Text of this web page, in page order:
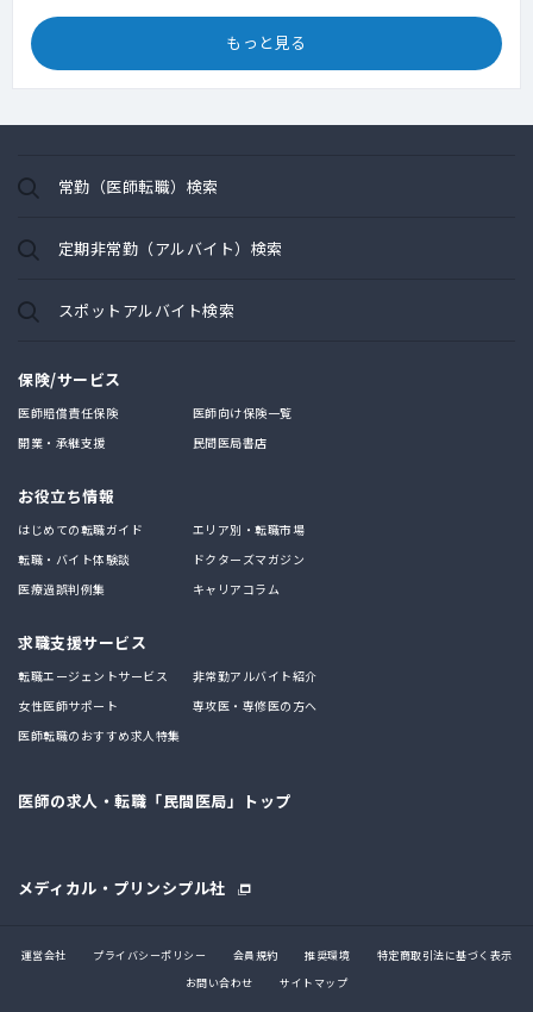
もっと見る
常勤（医師転職）検索
定期非常勤（アルバイト）検索
スポットアルバイト検索
保険/サービス
医師賠償責任保険
医師向け保険一覧
開業・承継支援
民間医局書店
お役立ち情報
はじめての転職ガイド
エリア別・転職市場
転職・バイト体験談
ドクターズマガジン
医療過誤判例集
キャリアコラム
求職支援サービス
転職エージェントサービス
非常勤アルバイト紹介
女性医師サポート
専攻医・専修医の方へ
医師転職のおすすめ求人特集
医師の求人・転職「民間医局」トップ
メディカル・プリンシプル社
運営会社 プライバシーポリシー 会員規約 推奨環境
特定商取引法に基づく表示
お問い合わせ
サイトマップ